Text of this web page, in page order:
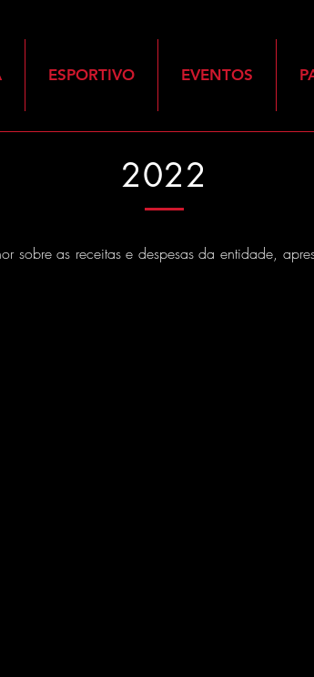
ESPORTIVO EVENTOS
2022
sobre as receitas e despesas da entidade,